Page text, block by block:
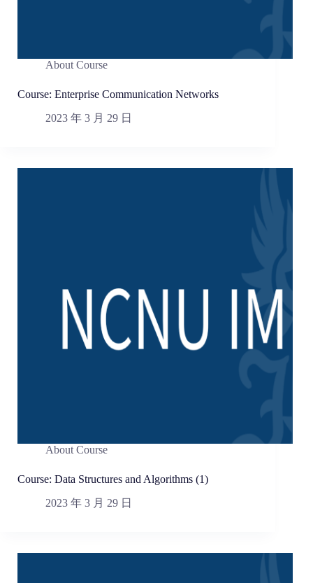
About Course
Course: Enterprise Communication Networks
2023 年 3 月 29 日
About Course
Course: Data Structures and Algorithms (1)
2023 年 3 月 29 日